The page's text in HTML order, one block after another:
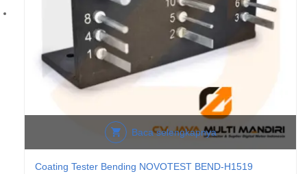
Baca selengkapnya
Coating Tester Bending NOVOTEST BEND-H1519